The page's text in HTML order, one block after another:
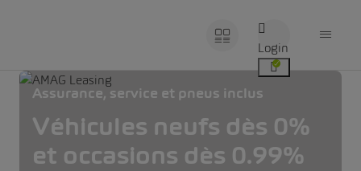
Login
Assurance, service et pneus inclus
Véhicules neufs dès 0%
et occasions dès 0.99%